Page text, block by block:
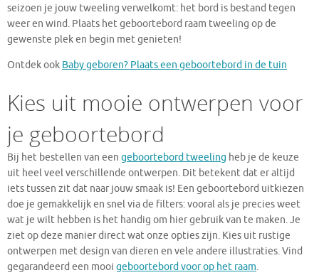
seizoen je jouw tweeling verwelkomt: het bord is bestand tegen
weer en wind. Plaats het geboortebord raam tweeling op de
gewenste plek en begin met genieten!
Ontdek ook Baby geboren? Plaats een geboortebord in de tuin
Kies uit mooie ontwerpen voor
je geboortebord
Bij het bestellen van een geboortebord tweeling heb je de keuze
uit heel veel verschillende ontwerpen. Dit betekent dat er altijd
iets tussen zit dat naar jouw smaak is! Een geboortebord uitkiezen
doe je gemakkelijk en snel via de filters: vooral als je precies weet
wat je wilt hebben is het handig om hier gebruik van te maken. Je
ziet op deze manier direct wat onze opties zijn. Kies uit rustige
ontwerpen met design van dieren en vele andere illustraties. Vind
gegarandeerd een mooi geboortebord voor op het raam.